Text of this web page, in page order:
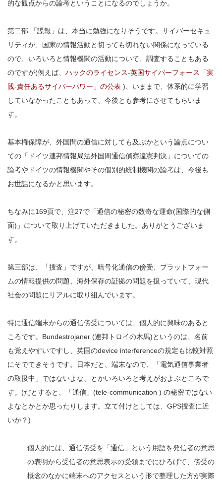
的な観点からの論考ということになるのでしょうか。
第二部 「諜報」は、本当に勉強になりそうです。サイバーセキュ
リティが、国家の情報活動と切っても切れない関係になっている
ので、いろいろと情報機関の活動について、調査することもある
のですが(例えば、 ハックのライセンス-英国サイバーフォース「実
践-責任あるサイバーパワー」の公表 )、いままで、体系的に学習
していなかったこともあって、今後とも参考にさせてもらいま
す。
基本権保障が、外国間の通信に対しても及ぶかという論点につい
ての「ドイツ連邦情報局法外国間通信偵察違憲判決」についての
論考やドイツの情報機関やその個別的統制機関の論考は、今後も
お世話になるかと思います。
ちなみに169頁で、注27で「通信の秘密の数奇な運命(国際的な側
面)」について取り上げていただきました。ありがとうございま
す。
第三部は、「捜査」ですが、暗号化通信の傍受、プラットフォー
ムの情報提供の問題、海外保存の証拠の問題を扱っていて、現代
社会の問題にリアルに取り組んでいます。
特に通信端末からの通信傍受については、個人的に興味のあると
ころです。Bundestrojaner (連邦トロイの木馬)というのは、名前
も覚えやすいですし、英国のdevice interferenceの規定も比較対照
にそでてきそうです。日本だと、端末なので、「電気通信事業者
の取扱中」ではないよな、とかいろいろと考えがおよぶところで
す。(だとすると、「通信」(tele-communication ) の秘密ではない
よなとかとか思ったりします。立て付けとしては、GPS捜査に近
いか？)
個人的には、通信傍受を「通信」という用語を発信者の意思
の表明から受信者の意思表示の受領までにひろげて、傍受の
概念のなかに端末へのアクセスという形で整理した方が実際